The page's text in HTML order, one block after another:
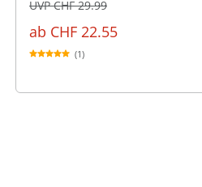
ab CHF 22.55
UVP CHF 29.99
(1)